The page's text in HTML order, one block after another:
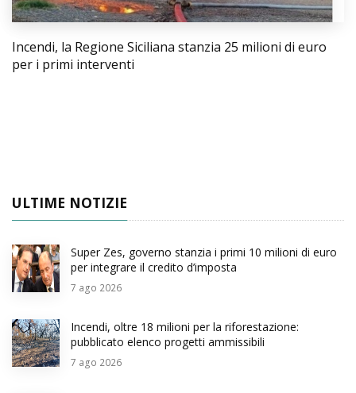
Incendi, la Regione Siciliana stanzia 25 milioni di euro
per i primi interventi
ULTIME NOTIZIE
Super Zes, governo stanzia i primi 10 milioni di euro
per integrare il credito d’imposta
7 ago 2026
Incendi, oltre 18 milioni per la riforestazione:
pubblicato elenco progetti ammissibili
7 ago 2026